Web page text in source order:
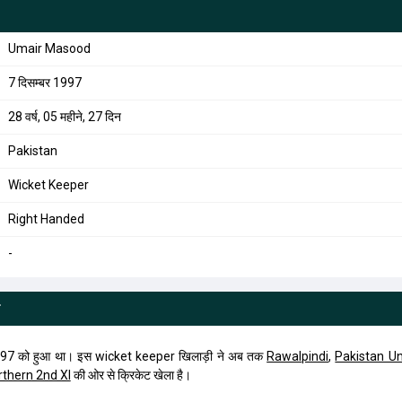
Umair Masood
7 दिसम्बर 1997
28 वर्ष, 05 महीने, 27 दिन
Pakistan
Wicket Keeper
Right Handed
-
को हुआ था। इस wicket keeper खिलाड़ी ने अब तक Rawalpindi, Pakistan
2nd XI की ओर से क्रिकेट खेला है।